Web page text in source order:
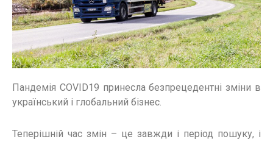
Пандемія COVID19 принесла безпрецедентні зміни в
український і глобальний бізнес.
Теперішній час змін – це завжди і період пошуку, і